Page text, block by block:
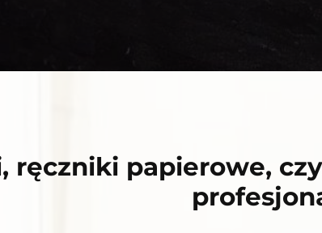
ręczniki papierowe,